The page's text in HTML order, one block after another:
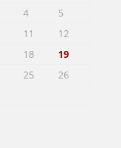
4
5
11
12
18
19
25
26